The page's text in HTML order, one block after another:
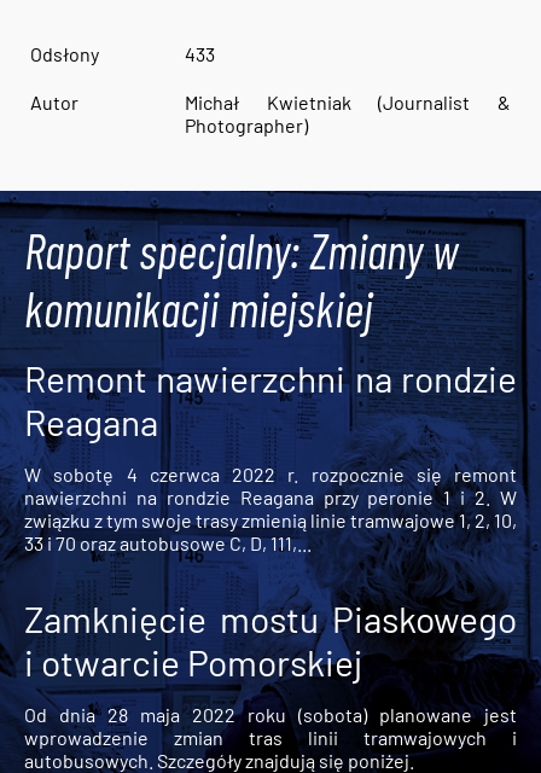
Odsłony 433
Autor
Michał Kwietniak (Journalist &
Photographer)
Raport specjalny: Zmiany w
komunikacji miejskiej
Remont nawierzchni na rondzie
Reagana
W sobotę 4 czerwca 2022 r. rozpocznie się remont
nawierzchni na rondzie Reagana przy peronie 1 i 2. W
związku z tym swoje trasy zmienią linie tramwajowe 1, 2, 10,
33 i 70 oraz autobusowe C, D, 111,...
Zamknięcie mostu Piaskowego
i otwarcie Pomorskiej
Od dnia 28 maja 2022 roku (sobota) planowane jest
wprowadzenie zmian tras linii tramwajowych i
autobusowych. Szczegóły znajdują się poniżej.